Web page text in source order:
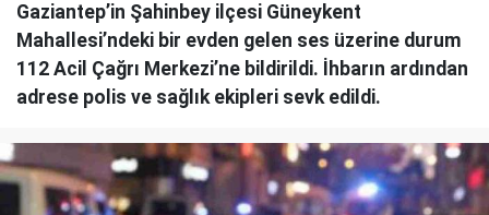
Gaziantep’in Şahinbey ilçesi Güneykent
Mahallesi’ndeki bir evden gelen ses üzerine durum
112 Acil Çağrı Merkezi’ne bildirildi. İhbarın ardından
adrese polis ve sağlık ekipleri sevk edildi.